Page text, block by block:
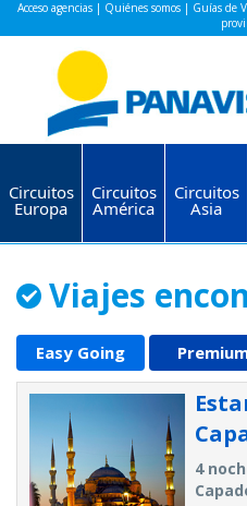
Acceso agencias | Quiénes somos | Guías de
Circuitos
Europa
Circuitos
América
Circuitos
Asia
Viajes
Easy Going
4